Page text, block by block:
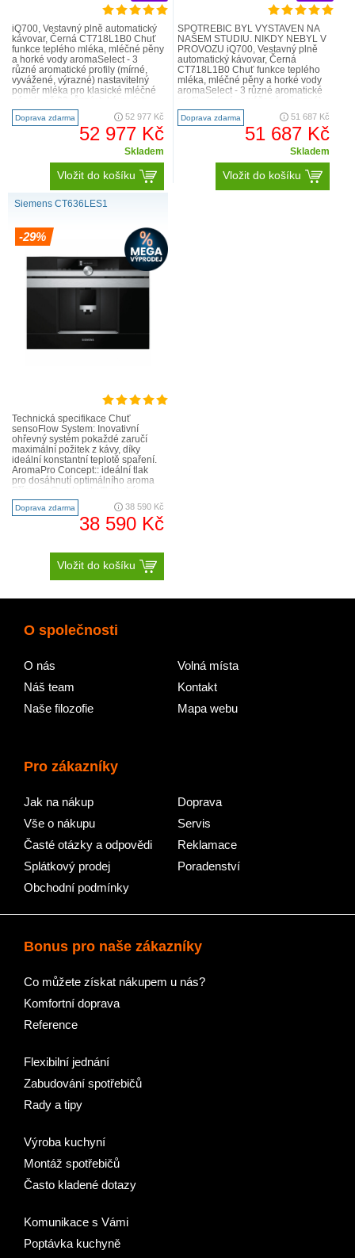
iQ700, Vestavný plně automatický
kávovar, Černá CT718L1B0 Chuť
funkce teplého mléka, mléčné pěny
a horké vody aromaSelect - 3
různé aromatické profily (mírné,
vyvážené, výrazné) nastavitelný
poměr mléka pro klasické mléčné
specialit (v rámc..
Doprava zdarma 52 977 Kč
52 977 Kč
Skladem
Vložit do košíku
SPOTŘEBIČ BYL VYSTAVEN NA
NAŠEM STUDIU. NIKDY NEBYL V
PROVOZU iQ700, Vestavný plně
automatický kávovar, Černá
CT718L1B0 Chuť funkce teplého
mléka, mléčné pěny a horké vody
aromaSelect - 3 různé aromatické
nastavitelný poměr mléka pro..
Doprava zdarma 51 687 Kč
51 687 Kč
Skladem
Vložit do košíku
Siemens CT636LES1
-29%
Technická specifikace Chuť
sensoFlow System: Inovativní
ohřevný systém pokaždé zaručí
maximální požitek z kávy, díky
ideální konstantní teplotě spaření.
AromaPro Concept:: ideální tlak
pro dosáhnutí optimálního aroma
stisknutím tlačítka arom..
Doprava zdarma 38 590 Kč
38 590 Kč
Vložit do košíku
O společnosti
O nás
Náš team
Naše filozofie
Volná místa
Kontakt
Mapa webu
Pro zákazníky
Jak na nákup
Vše o nákupu
Časté otázky a odpovědi
Splátkový prodej
Obchodní podmínky
Doprava
Servis
Reklamace
Poradenství
Bonus pro naše zákazníky
Co můžete získat nákupem u nás?
Komfortní doprava
Reference
Flexibilní jednání
Zabudování spotřebičů
Rady a tipy
Výroba kuchyní
Montáž spotřebičů
Často kladené dotazy
Komunikace s Vámi
Poptávka kuchyně